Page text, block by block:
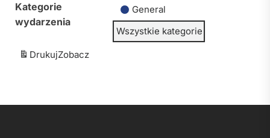
Kategorie
wydarzenia
General
Wszystkie kategorie
DrukujZobacz